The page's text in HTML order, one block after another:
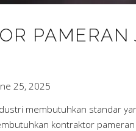
25, 2025
membutuhkan standar
kontraktor